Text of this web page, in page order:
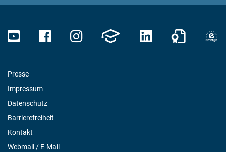
Presse
Impressum
Datenschutz
Barrierefreiheit
Kontakt
Webmail / E-Mail